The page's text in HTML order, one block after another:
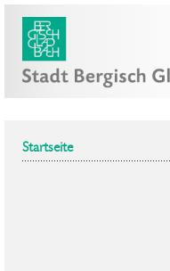
Startseite